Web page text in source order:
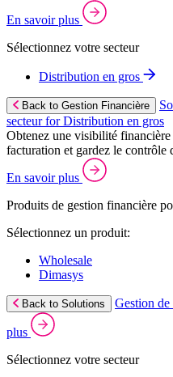
En savoir plus
Sélectionnez votre secteur
Distribution en gros
Back to Gestion Financière
secteur for Distribution en gros
Obtenez une visibilité
facturation et gardez le contrôle
En savoir plus
Produits de gestion financière
Sélectionnez un produit:
Wholesale
Dimasys
Back to Solutions Gestion
plus
Sélectionnez votre secteur